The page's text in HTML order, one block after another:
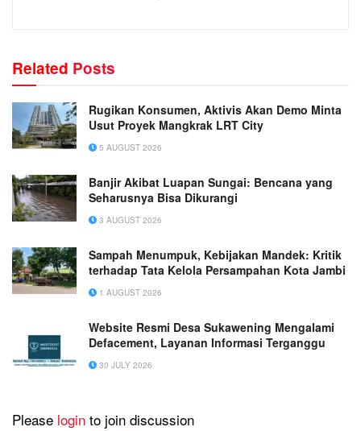
Related Posts
Rugikan Konsumen, Aktivis Akan Demo Minta
Usut Proyek Mangkrak LRT City
5 AUGUST 2026
Banjir Akibat Luapan Sungai: Bencana yang
Seharusnya Bisa Dikurangi
3 AUGUST 2026
Sampah Menumpuk, Kebijakan Mandek: Kritik
terhadap Tata Kelola Persampahan Kota Jambi
1 AUGUST 2026
Website Resmi Desa Sukawening Mengalami
Defacement, Layanan Informasi Terganggu
30 JULY 2026
Please login to join discussion